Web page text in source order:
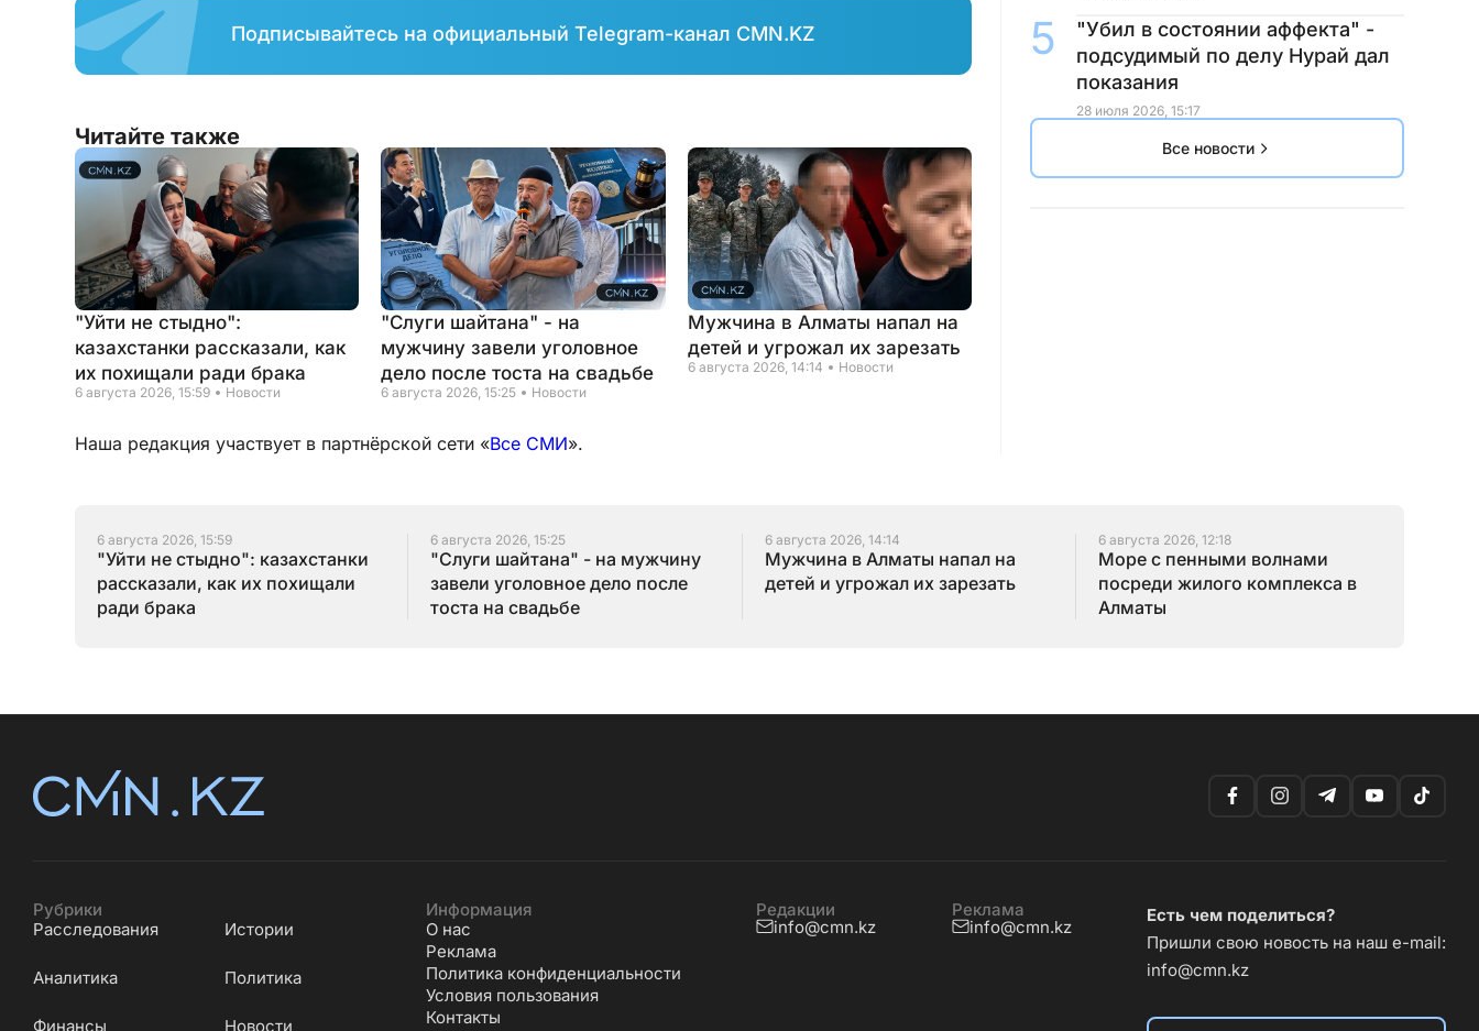
Подписывайтесь на официальный Telegram-канал CMN.KZ
Читайте также
"Уйти не стыдно":
казахстанки рассказали, как
их похищали ради брака
6 августа 2026, 15:59 Новости
"Слуги шайтана" - на
мужчину завели уголовное
дело после тоста на свадьбе
6 августа 2026, 15:25 Новости
Мужчина в Алматы напал на
детей и угрожал их зарезать
6 августа 2026, 14:14 Новости
Наша редакция участвует в партнёрской сети «Все СМИ».
"Убил в состоянии аффекта" -
подсудимый по делу Нурай дал
показания
28 июля 2026, 15:17
Все новости
6 августа 2026, 15:59
"Уйти не стыдно": казахстанки
рассказали, как их похищали
ради брака
6 августа 2026, 15:25
"Слуги шайтана" - на мужчину
завели уголовное дело после
тоста на свадьбе
6 августа 2026, 14:14
Мужчина в Алматы напал на
детей и угрожал их зарезать
6 августа 2026, 12:18
Море с пенными волнами
посреди жилого комплекса в
Алматы
Рубрики
Расследования
Истории
Аналитика Политика
Финансы Новости
Информация
О нас
Реклама
Политика конфиденциальности
Условия пользования
Контакты
Редакции
info@cmn.kz
Реклама
info@cmn.kz
Есть чем поделиться?
Пришли свою новость на наш e-mail:
info@cmn.kz